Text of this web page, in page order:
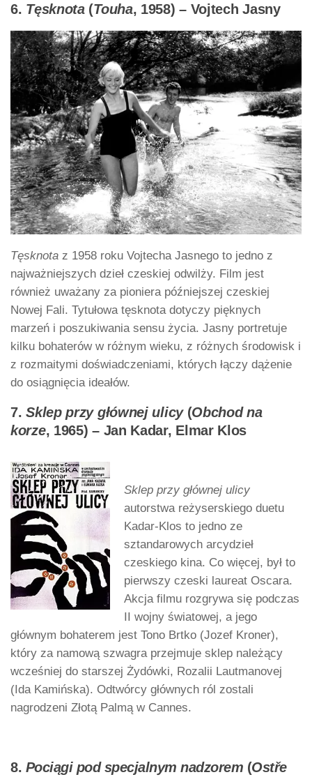
6. Tęsknota(Touha, 1958) – Vojtech Jasny
Tęsknota z 1958 roku Vojtecha Jasnego to jedno z
najważniejszych dzieł czeskiej odwilży. Film jest
również uważany za pioniera późniejszej czeskiej
Nowej Fali. Tytułowa tęsknota dotyczy pięknych
marzeń i poszukiwania sensu życia. Jasny portretuje
kilku bohaterów w różnym wieku, z różnych środowisk i
z rozmaitymi doświadczeniami, których łączy dążenie
do osiągnięcia ideałów.
7.Sklep przy głównej ulicy(Obchod na
korze, 1965) – Jan Kadar, Elmar Klos
Sklep przy głównej ulicy
autorstwa reżyserskiego duetu
Kadar-Klos to jedno ze
sztandarowych arcydzieł
czeskiego kina. Co więcej, był to
pierwszy czeski laureat Oscara.
Akcja filmu rozgrywa się podczas
II wojny światowej, a jego
głównym bohaterem jest Tono Brtko (Jozef Kroner),
który za namową szwagra przejmuje sklep należący
wcześniej do starszej Żydówki, Rozalii Lautmanovej
(Ida Kamińska). Odtwórcy głównych ról zostali
nagrodzeni Złotą Palmą w Cannes.
8. Pociągi pod specjalnym nadzorem (Ostře